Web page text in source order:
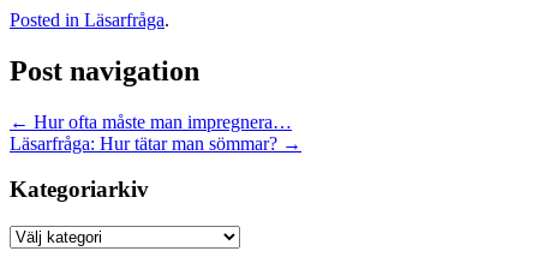
Posted in Läsarfråga.
Post navigation
← Hur ofta måste man impregnera…
Läsarfråga: Hur tätar man sömmar? →
Kategoriarkiv
Kategoriarkiv